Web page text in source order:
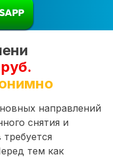
направлений
снятия и
тем как